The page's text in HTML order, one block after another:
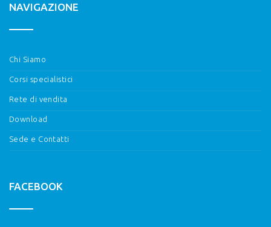
NAVIGAZIONE
Chi Siamo
Corsi specialistici
Rete di vendita
Download
Sede e Contatti
FACEBOOK